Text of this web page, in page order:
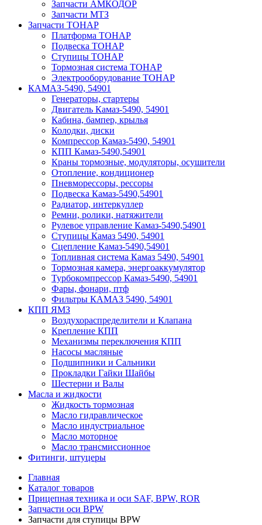
Запчасти АМКОДОР
Запчасти МТЗ
Запчасти ТОНАР
Платформа ТОНАР
Подвеска ТОНАР
Ступицы ТОНАР
Тормозная система ТОНАР
Электрооборудование ТОНАР
КАМАЗ-5490, 54901
Генераторы, стартеры
Двигатель Камаз-5490, 54901
Кабина, бампер, крылья
Колодки, диски
Компрессор Камаз-5490, 54901
КПП Камаз-5490,54901
Краны тормозные, модуляторы, осушители
Отопление, кондиционер
Пневморессоры, рессоры
Подвеска Камаз-5490,54901
Радиатор, интеркуллер
Ремни, ролики, натяжители
Рулевое управление Камаз-5490,54901
Ступицы Камаз 5490, 54901
Сцепление Камаз-5490,54901
Топливная система Камаз 5490, 54901
Тормозная камера, энергоаккумулятор
Турбокомпрессор Камаз-5490, 54901
Фары, фонари, птф
Фильтры КАМАЗ 5490, 54901
КПП ЯМЗ
Воздухораспределители и Клапана
Крепление КПП
Механизмы переключения КПП
Насосы масляные
Подшипники и Сальники
Прокладки Гайки Шайбы
Шестерни и Валы
Масла и жидкости
Жидкость тормозная
Масло гидравлическое
Масло индустриальное
Масло моторное
Масло трансмиссионное
Фитинги, штуцеры
Главная
Каталог товаров
Прицепная техника и оси SAF, BPW, ROR
Запчасти оси BPW
Запчасти для ступицы BPW